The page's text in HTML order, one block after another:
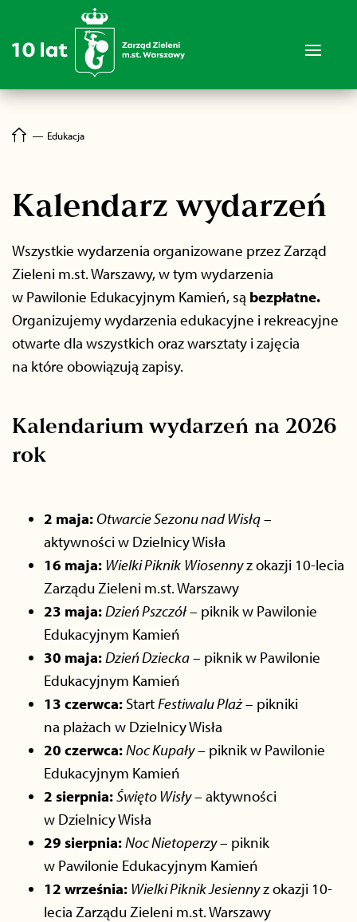
― Edukacja
Kalendarz wydarzeń
Wszystkie wydarzenia organizowane przez Zarząd
Zieleni m.st. Warszawy, w tym wydarzenia
w Pawilonie Edukacyjnym Kamień, są bezpłatne.
Organizujemy wydarzenia edukacyjne i rekreacyjne
otwarte dla wszystkich oraz warsztaty i zajęcia
na które obowiązują zapisy.
Kalendarium wydarzeń na 2026
rok
2 maja: Otwarcie Sezonu nad Wisłą–
aktywności w Dzielnicy Wisła
16 maja: Wielki Piknik Wiosennyz okazji 10-lecia
Zarządu Zieleni m.st. Warszawy
23 maja:Dzień Pszczół– piknik w Pawilonie
Edukacyjnym Kamień
30 maja:Dzień Dziecka– piknik w Pawilonie
Edukacyjnym Kamień
13 czerwca: StartFestiwalu Plaż– pikniki
na plażach w Dzielnicy Wisła
20 czerwca:Noc Kupały– piknik w Pawilonie
Edukacyjnym Kamień
2 sierpnia:Święto Wisły– aktywności
w Dzielnicy Wisła
29 sierpnia:Noc Nietoperzy– piknik
w Pawilonie Edukacyjnym Kamień
12 września: Wielki Piknik Jesiennyz okazji 10-
lecia Zarządu Zieleni m.st. Warszawy